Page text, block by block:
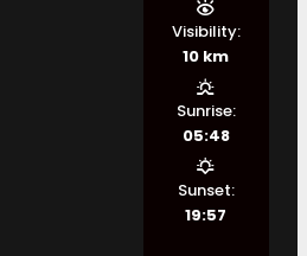
Visibility:
10 km
Sunrise:
05:48
Sunset:
19:57